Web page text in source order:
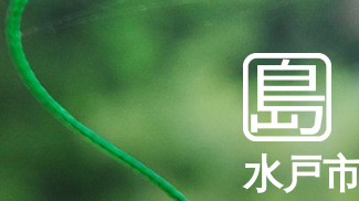
コ
ン
テ
水戸